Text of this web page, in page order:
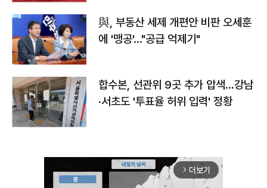
與, 부동산 세제 개편안 비판 오세훈
에 '맹공'…"공급 억제기"
합수본, 선관위 9곳 추가 압색…강남
·서초도 '투표율 허위 입력' 정황
arrow_forward_ios 더보기